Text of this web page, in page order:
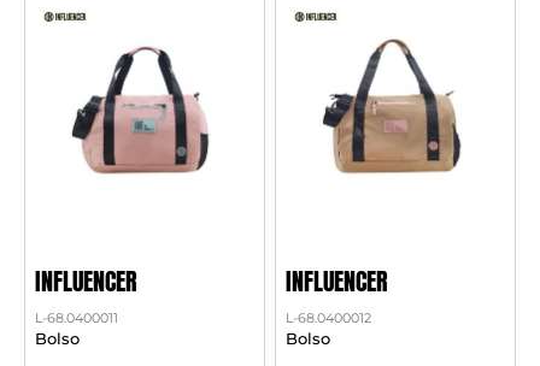
INFLUENCER
L-68.0400011
Bolso
INFLUENCER
L-68.0400012
Bolso